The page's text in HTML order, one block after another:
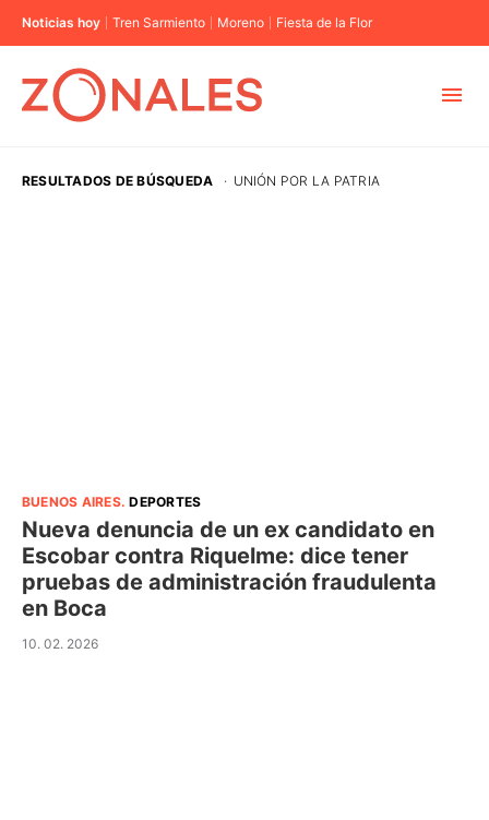
Noticias hoy Tren Sarmiento Moreno Fiesta de la Flor
RESULTADOS DE BÚSQUEDA · UNIÓN POR LA PATRIA
BUENOS AIRES.DEPORTES
Nueva denuncia de un ex candidato en
Escobar contra Riquelme: dice tener
pruebas de administración fraudulenta
en Boca
10. 02. 2026